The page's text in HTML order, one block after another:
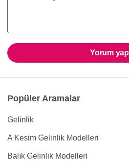
Yorum yap
Popüler Aramalar
Gelinlik
A Kesim Gelinlik Modelleri
Balık Gelinlik Modelleri